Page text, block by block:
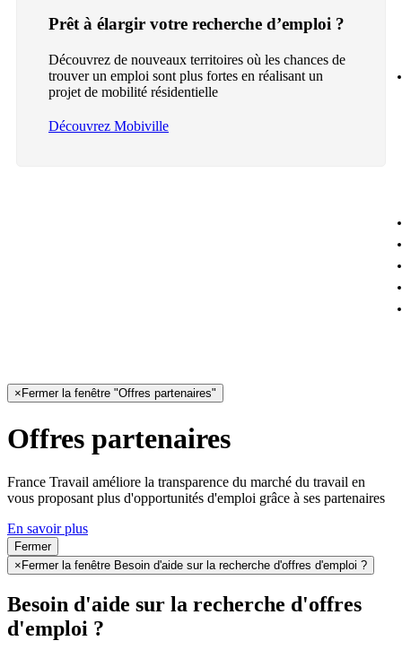
Prêt à élargir votre recherche d’emploi ?
Découvrez de nouveaux territoires où les chances de
trouver un emploi sont plus fortes en réalisant un
projet de mobilité résidentielle
Découvrez Mobiville
× Fermer la fenêtre "Offres partenaires"
Offres partenaires
France Travail améliore la transparence du marché du travail en
vous proposant plus d'opportunités d'emploi grâce à ses partenaires
En savoir plus
Fermer
× Fermer la fenêtre Besoin d'aide sur la recherche d'offres d'emploi ?
Besoin d'aide sur la recherche d'offres
d'emploi ?